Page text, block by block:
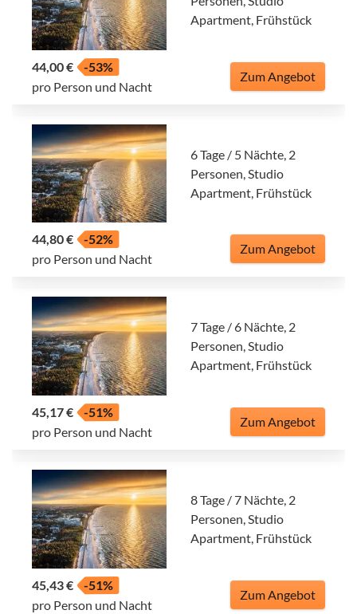
Apartment, Frühstück
44,00 €
-53%
pro Person und Nacht
Zum Angebot
6 Tage / 5 Nächte, 2
Personen, Studio
Apartment, Frühstück
44,80 €
-52%
pro Person und Nacht
Zum Angebot
7 Tage / 6 Nächte, 2
Personen, Studio
Apartment, Frühstück
45,17 €
-51%
pro Person und Nacht
Zum Angebot
8 Tage / 7 Nächte, 2
Personen, Studio
Apartment, Frühstück
45,43 €
-51%
pro Person und Nacht
Zum Angebot